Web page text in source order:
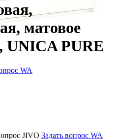
матовое
UNICA PURE
WA
JIVO Задать вопрос WA